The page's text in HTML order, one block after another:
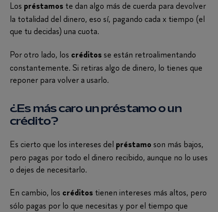
Los préstamos te dan algo más de cuerda para devolver
la totalidad del dinero, eso sí, pagando cada x tiempo (el
que tu decidas) una cuota.
Por otro lado, los créditos se están retroalimentando
constantemente. Si retiras algo de dinero, lo tienes que
reponer para volver a usarlo.
¿Es más caro un préstamo o un
crédito?
Es cierto que los intereses del préstamo son más bajos,
pero pagas por todo el dinero recibido, aunque no lo uses
o dejes de necesitarlo.
En cambio, los créditos tienen intereses más altos, pero
sólo pagas por lo que necesitas y por el tiempo que